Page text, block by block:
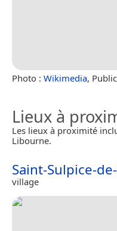
Photo : Wikimedia,
Lieux à
Les lieux à proximité
Libourne.
Saint-Sulpice-
village